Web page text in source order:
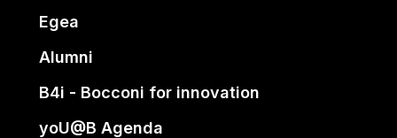
Egea
Alumni
B4i - Bocconi for innovation
yoU@B Agenda